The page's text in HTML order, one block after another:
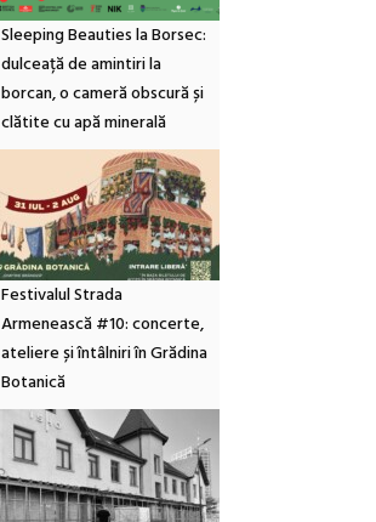
Sleeping Beauties la Borsec:
dulceață de amintiri la
borcan, o cameră obscură și
clătite cu apă minerală
Festivalul Strada
Armenească #10: concerte,
ateliere și întâlniri în Grădina
Botanică